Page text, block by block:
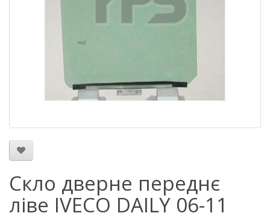
Скло дверне переднє
ліве IVECO DAILY 06-11